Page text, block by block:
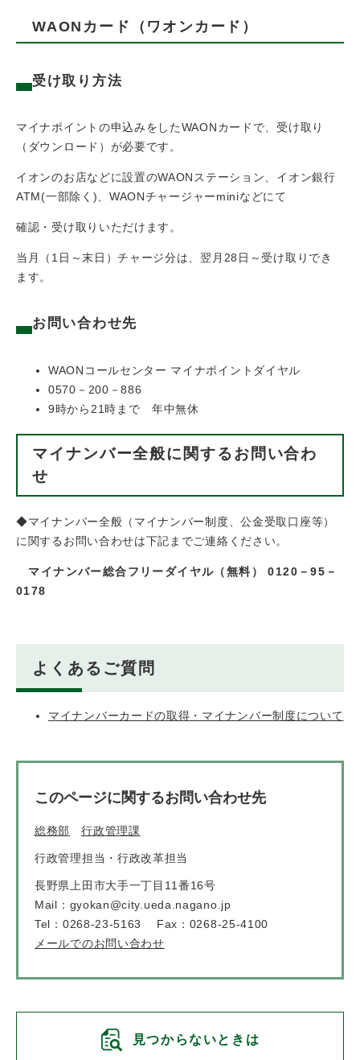
WAONカード（ワオンカード）
受け取り方法
マイナポイントの申込みをしたWAONカードで、受け取り
（ダウンロード）が必要です。
イオンのお店などに設置のWAONステーション、イオン銀行
ATM(一部除く)、WAONチャージャーminiなどにて
確認・受け取りいただけます。
当月（1日～末日）チャージ分は、翌月28日～受け取りでき
ます。
お問い合わせ先
WAONコールセンター マイナポイントダイヤル
0570－200－886
9時から21時まで 年中無休
マイナンバー全般に関するお問い合わ
せ
◆マイナンバー全般（マイナンバー制度、公金受取口座等）
に関するお問い合わせは下記までご連絡ください。
マイナンバー総合フリーダイヤル（無料） 0120－95－
0178
よくあるご質問
マイナンバーカードの取得・マイナンバー制度について
このページに関するお問い合わせ先
総務部 行政管理課
行政管理担当・行政改革担当
長野県上田市大手一丁目11番16号
Mail：gyokan@city.ueda.nagano.jp
Tel：0268-23-5163
Fax：0268-25-4100
メールでのお問い合わせ
見つからないときは